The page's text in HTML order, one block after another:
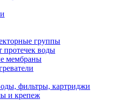
группы
воды
мембраны
фильтры, картриджи
и крепеж